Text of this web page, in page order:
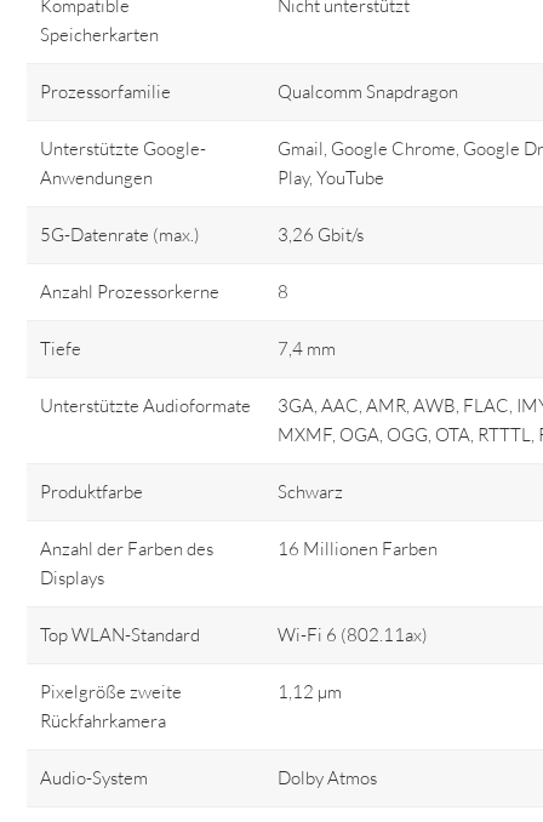
Kompatible
Speicherkarten
Nicht unterstützt
Prozessorfamilie Qualcomm Snapdragon
Unterstützte Google-
Anwendungen
Gmail, Google Chrome, Google
Play, YouTube
5G-Datenrate (max.) 3,26 Gbit/s
Anzahl Prozessorkerne 8
Tiefe 7,4 mm
Unterstützte Audioformate
3GA, AAC, AMR, AWB, FLAC,
MXMF, OGA, OGG, OTA, RTTTL,
Produktfarbe Schwarz
Anzahl der Farben des
Displays
16 Millionen Farben
Top WLAN-Standard Wi-Fi 6 (802.11ax)
Pixelgröße zweite
Rückfahrkamera
1,12 µm
Audio-System Dolby Atmos